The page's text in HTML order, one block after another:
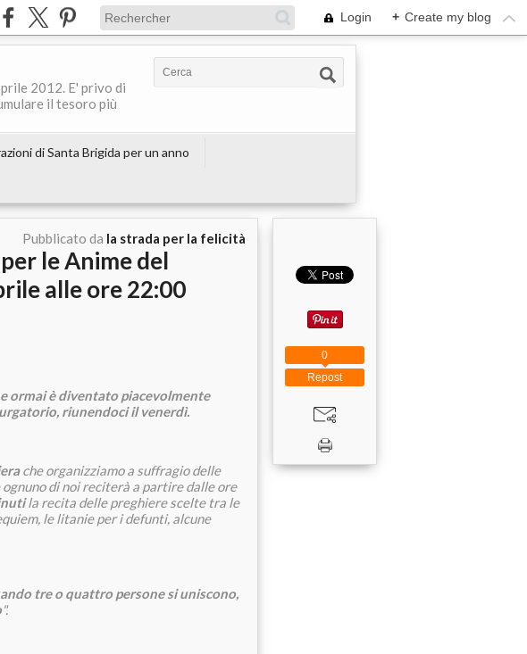
Login + Create my blog
2012. E' privo di
il tesoro più
di Santa Brigida per un anno
Pubblicato da la strada per la felicità
le Anime del
alle ore 22:00
ormai è diventato piacevolmente
riunendoci il venerdì.
che organizziamo a suffragio delle
di noi reciterà a partire dalle ore
la recita delle preghiere scelte tra le
le litanie per i defunti, alcune
tre o quattro persone si uniscono,
".
Repost
0